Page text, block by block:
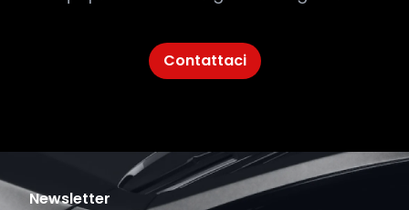
Contattaci
Newsletter